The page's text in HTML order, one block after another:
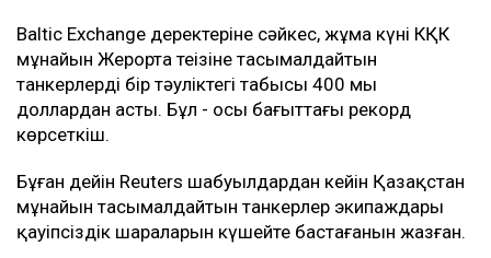
Baltic Exchange деректеріне сәйкес, жұма күні КҚК
мұнайын Жерорта теңізіне тасымалдайтын
танкерлердің бір тәуліктегі табысы 400 мың
доллардан асты. Бұл - осы бағыттағы рекорд
көрсеткіш.
Бұған дейін Reuters шабуылдардан кейін Қазақстан
мұнайын тасымалдайтын танкерлер экипаждары
қауіпсіздік шараларын күшейте бастағанын жазған.